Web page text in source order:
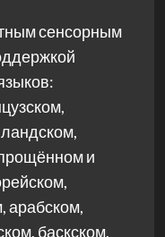
сенсорным
и
арабском,
баскском,